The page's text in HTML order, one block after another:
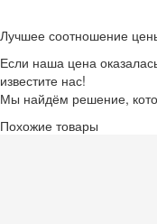
Лучшее соотношение
Если наша цена
известите нас!
Мы найдём решение,
Похожие товары